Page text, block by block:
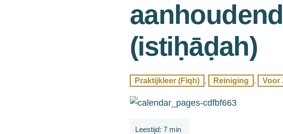
(istiḥāḍah)
Praktijkleer (Fiqh) , Reiniging , Voor